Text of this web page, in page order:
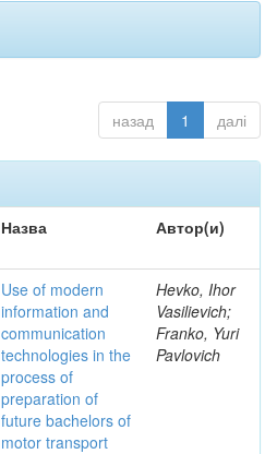
назад 1 далі
Назва Автор(и)
Use of modern
information and
communication
technologies in the
process of
preparation of
future bachelors of
motor transport
Hevko, Ihor
Vasilievich;
Franko, Yuri
Pavlovich